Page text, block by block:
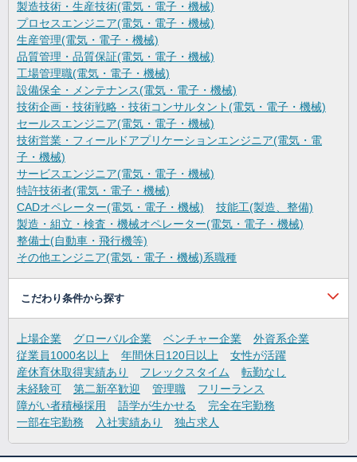
製造技術・生産技術(電気・電子・機械)
プロセスエンジニア(電気・電子・機械)
生産管理(電気・電子・機械)
品質管理・品質保証(電気・電子・機械)
工場管理職(電気・電子・機械)
設備保全・メンテナンス(電気・電子・機械)
技術企画・技術戦略・技術コンサルタント(電気・電子・機械)
セールスエンジニア(電気・電子・機械)
技術営業・フィールドアプリケーションエンジニア(電気・電
子・機械)
サービスエンジニア(電気・電子・機械)
特許技術者(電気・電子・機械)
CADオペレーター(電気・電子・機械)
技能工(製造、整備)
製造・組立・検査・機械オペレーター(電気・電子・機械)
整備士(自動車・飛行機等)
その他エンジニア(電気・電子・機械)系職種
こだわり条件から探す
上場企業 グローバル企業 ベンチャー企業
外資系企業
従業員1000名以上
年間休日120日以上
女性が活躍
産休育休取得実績あり
フレックスタイム
転勤なし
未経験可
第二新卒歓迎 管理職
フリーランス
障がい者積極採用
語学が生かせる
完全在宅勤務
一部在宅勤務
入社実績あり 独占求人